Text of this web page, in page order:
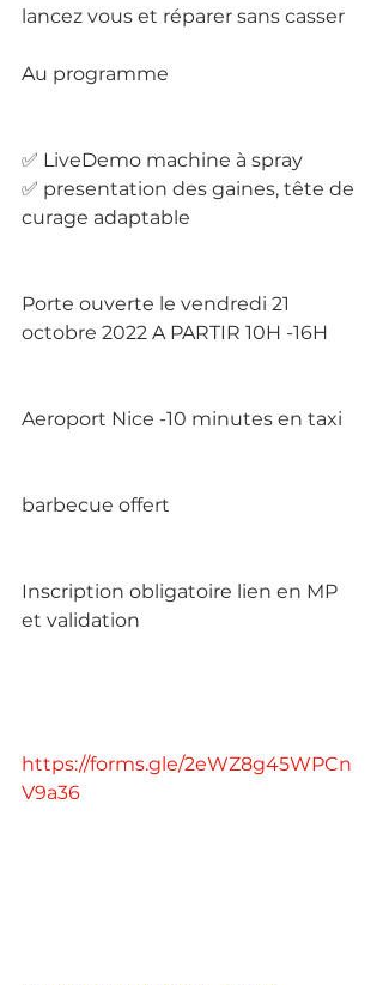
lancez vous et réparer sans casser
Au programme
✅ LiveDemo machine à spray
✅ presentation des gaines, tête de
curage adaptable
Porte ouverte le vendredi 21
octobre 2022 A PARTIR 10H -16H
Aeroport Nice -10 minutes en taxi
barbecue offert
Inscription obligatoire lien en MP
et validation
https://forms.gle/2eWZ8g45WPCn
V9a36